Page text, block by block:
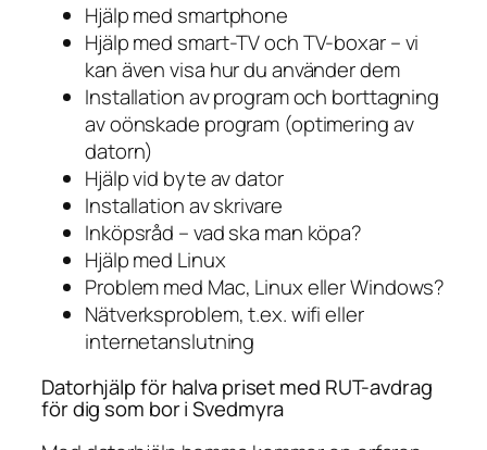
Hjälp med smartphone
Hjälp med smart-TV och TV-boxar – vi
kan även visa hur du använder dem
Installation av program och borttagning
av oönskade program (optimering av
datorn)
Hjälp vid byte av dator
Installation av skrivare
Inköpsråd – vad ska man köpa?
Hjälp med Linux
Problem med Mac, Linux eller Windows?
Nätverksproblem, t.ex. wifi eller
internetanslutning
Datorhjälp för halva priset med RUT-avdrag
för dig som bor i Svedmyra